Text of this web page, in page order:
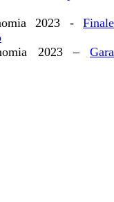
2023 - Finale
2023 – Gara